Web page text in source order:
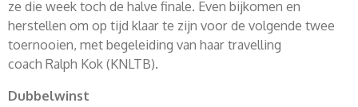
ze die week toch de halve finale. Even bijkomen en
herstellen om op tijd klaar te zijn voor de volgende twee
toernooien, met begeleiding van haar travelling
coach Ralph Kok (KNLTB).
Dubbelwinst